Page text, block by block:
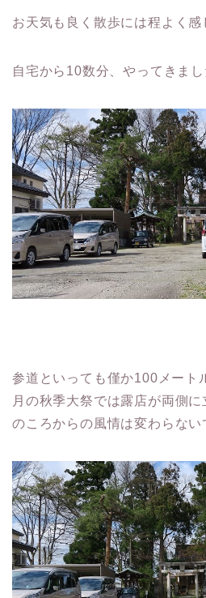
お天気も良く散歩には程よく感
自宅から10数分、やってきまし
参道といっても僅か100メート
月の秋季大祭では露店が両側
のころからの風情は変わらない